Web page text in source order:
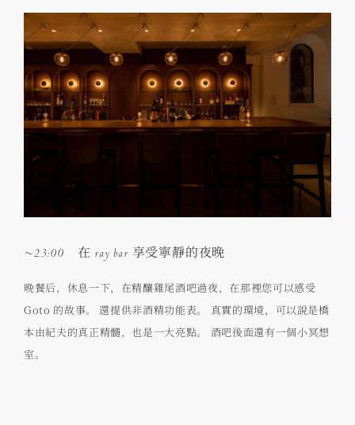
~23:00 在 ray bar 享受寧靜的夜晚
晚餐后，休息一下，在精釀雞尾酒吧過夜，在那裡您可以感受
Goto 的故事。 還提供非酒精功能表。 真實的環境，可以說是橋
本由紀夫的真正精髓，也是一大亮點。 酒吧後面還有一個小冥想
室。